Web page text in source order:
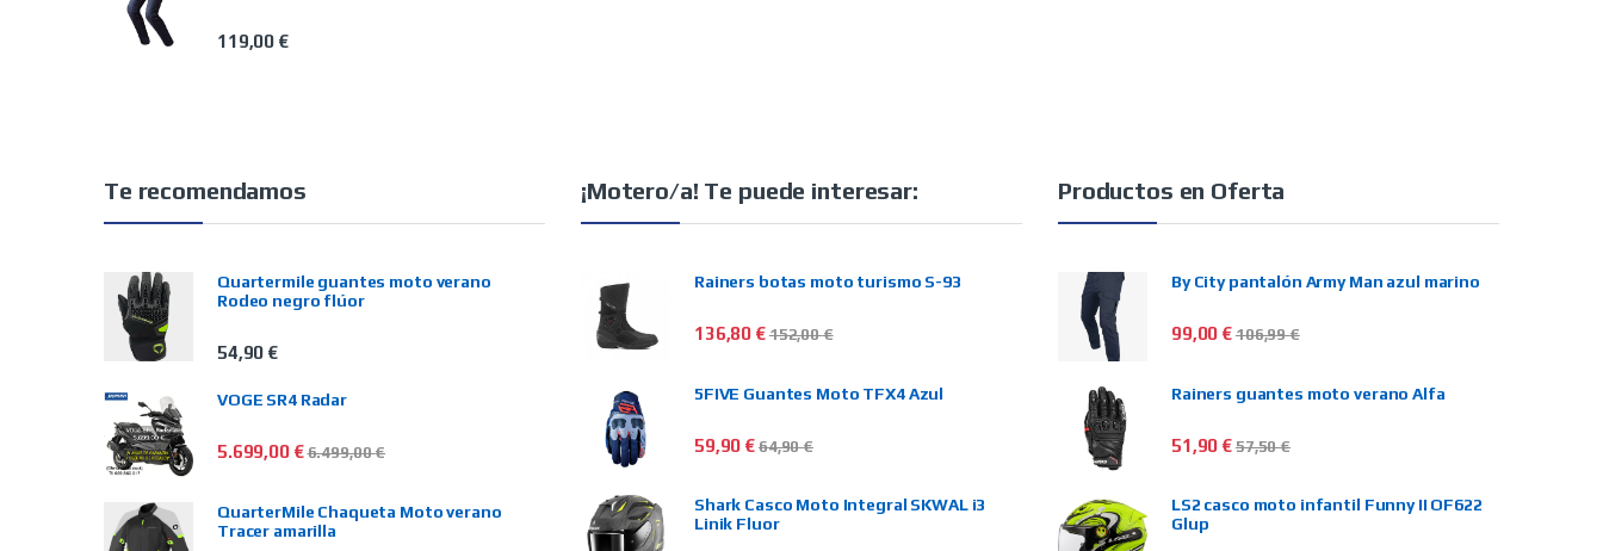
119,00 €
Te recomendamos
Quartermile guantes moto verano
Rodeo negro flúor
54,90 €
VOGE SR4 Radar
5.699,00 €6.499,00€
QuarterMile Chaqueta Moto verano
Tracer amarilla
¡Motero/a! Te puede interesar:
Rainers botas moto turismo S-93
136,80 €152,00€
5FIVE Guantes Moto TFX4 Azul
59,90 € 64,90€
Shark Casco Moto Integral SKWAL i3
Linik Fluor
Productos en Oferta
By City pantalón Army Man azul marino
99,00 € 106,99€
Rainers guantes moto verano Alfa
51,90 € 57,50€
LS2 casco moto infantil Funny II OF622
Glup